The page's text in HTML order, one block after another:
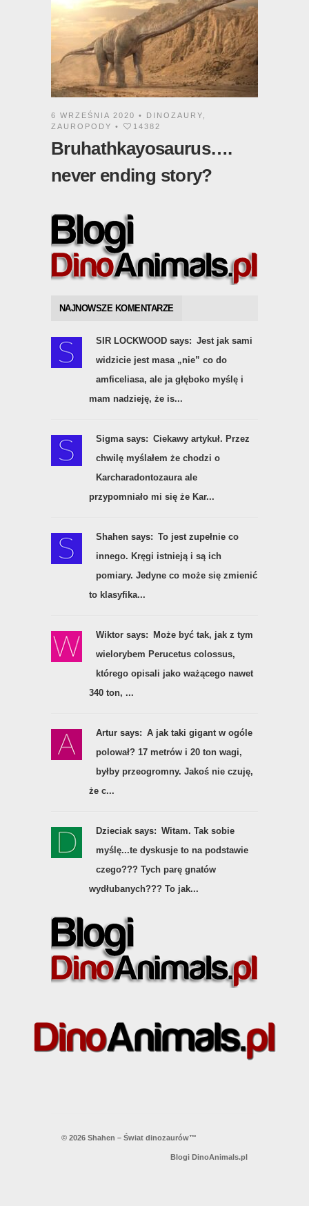
6 WRZEŚNIA 2020 • DINOZAURY,
ZAUROPODY • 14382
Bruhathkayosaurus….
never ending story?
NAJNOWSZE KOMENTARZE
SIR LOCKWOOD says: Jest jak sami
widzicie jest masa „nie” co do
amficeliasa, ale ja głęboko myślę i
mam nadzieję, że is...
Sigma says: Ciekawy artykuł. Przez
chwilę myślałem że chodzi o
Karcharadontozaura ale
przypomniało mi się że Kar...
Shahen says: To jest zupełnie co
innego. Kręgi istnieją i są ich
pomiary. Jedyne co może się zmienić
to klasyfika...
Wiktor says:
Może być tak, jak z tym
wielorybem Perucetus colossus,
którego opisali jako ważącego nawet
340 ton, ...
Artur says: A jak taki gigant w ogóle
polował? 17 metrów i 20 ton wagi,
byłby przeogromny. Jakoś nie czuję,
że c...
Dzieciak says: Witam. Tak sobie
myślę...te dyskusje to na podstawie
czego??? Tych parę gnatów
wydłubanych??? To jak...
© 2026 Shahen – Świat dinozaurów™
Blogi DinoAnimals.pl